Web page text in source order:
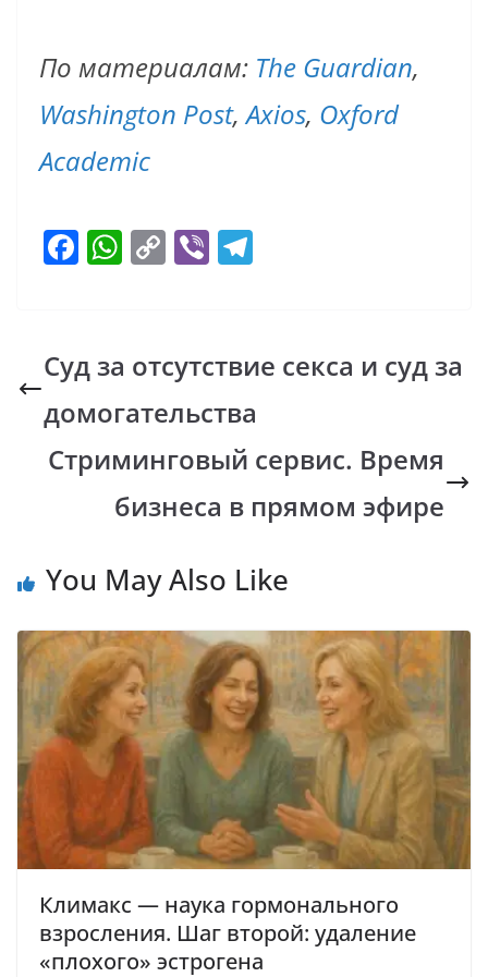
По материалам: The Guardian,
Washington Post,Axios, Oxford
Academic
F
b
o
o
k
W
s
A
p
p
C
y
Li
n
k
Vi
gr
a
m
Суд за отсутствие секса и суд за
домогательства
Стриминговый сервис. Время
бизнеса в прямом эфире
You May Also Like
Климакс — наука гормонального
взросления. Шаг второй: удаление
«плохого» эстрогена